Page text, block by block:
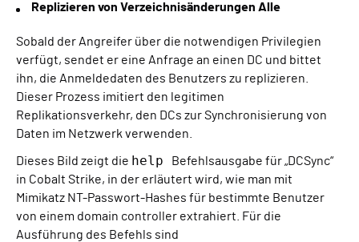
Replizieren von Verzeichnisänderungen Alle
Sobald der Angreifer über die notwendigen Privilegien
verfügt, sendet er eine Anfrage an einen DC und bittet
ihn, die Anmeldedaten des Benutzers zu replizieren.
Dieser Prozess imitiert den legitimen
Replikationsverkehr, den DCs zur Synchronisierung von
Daten im Netzwerk verwenden.
Dieses Bild zeigt die help
Befehlsausgabe für „DCSync“
in Cobalt Strike, in der erläutert wird, wie man mit
Mimikatz NT-Passwort-Hashes für bestimmte Benutzer
von einem domain controller extrahiert. Für die
Ausführung des Befehls sind